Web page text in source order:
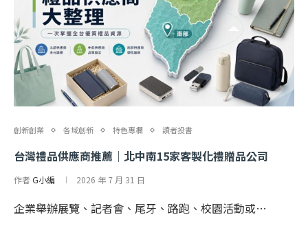
創新創業 各域創新 特色專欄 讀者投書
台灣禮品供應商推薦｜北中南15家客製化禮贈品公司
作者G小編 2026 年 7 月 31 日
企業舉辦展覽、記者會、尾牙、路跑、校園活動或…